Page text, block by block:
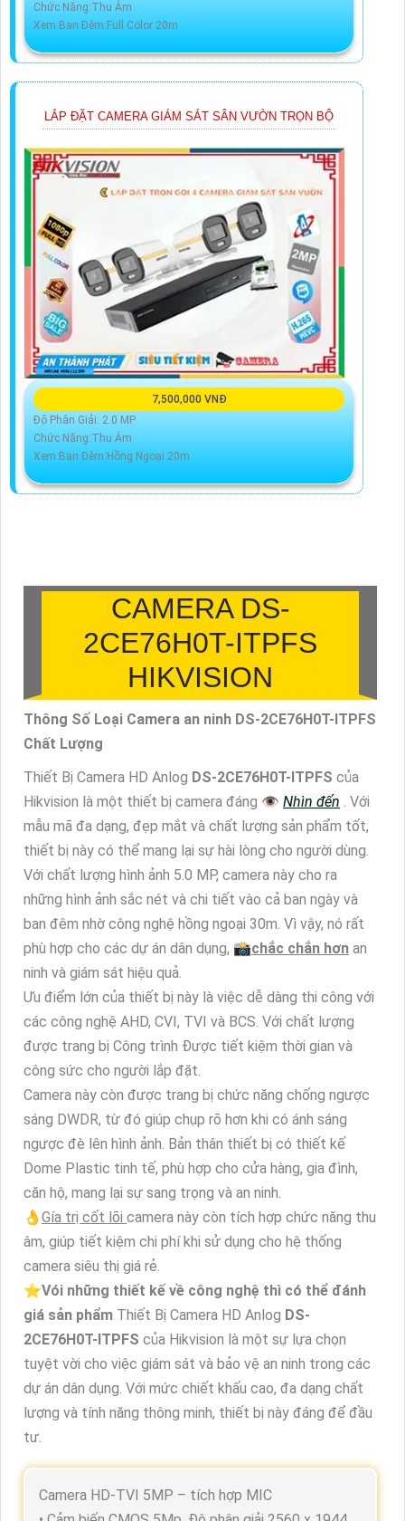
Chức Năng:Thu Âm
Xem Ban Đêm:Full Color 20m
LẮP ĐẶT CAMERA GIÁM SÁT SÂN VƯỜN TRỌN BỘ
7,500,000 VNĐ
Độ Phân Giải: 2.0 MP
Chức Năng:Thu Âm
Xem Ban Đêm:Hồng Ngoại 20m
CAMERA DS-
2CE76H0T-ITPFS
HIKVISION
Thông Số Loại Camera an ninh DS-2CE76H0T-ITPFS
Chất Lượng
Thiết Bị Camera HD Anlog DS-2CE76H0T-ITPFS của
Hikvision là một thiết bị camera đáng 👁 Nhìn đến . Với
mẫu mã đa dạng, đẹp mắt và chất lượng sản phẩm tốt,
thiết bị này có thể mang lại sự hài lòng cho người dùng.
Với chất lượng hình ảnh 5.0 MP, camera này cho ra
những hình ảnh sắc nét và chi tiết vào cả ban ngày và
ban đêm nhờ công nghệ hồng ngoại 30m. Vì vậy, nó rất
phù hợp cho các dự án dân dụng, 📸chắc chắn hơn an
ninh và giám sát hiệu quả.
Ưu điểm lớn của thiết bị này là việc dễ dàng thi công với
các công nghệ AHD, CVI, TVI và BCS. Với chất lượng
được trang bị Công trình Được tiết kiệm thời gian và
công sức cho người lắp đặt.
Camera này còn được trang bị chức năng chống ngược
sáng DWDR, từ đó giúp chụp rõ hơn khi có ánh sáng
ngược đè lên hình ảnh. Bản thân thiết bị có thiết kế
Dome Plastic tinh tế, phù hợp cho cửa hàng, gia đình,
căn hộ, mang lại sự sang trọng và an ninh.
👌 Gía trị cốt lõi camera này còn tích hợp chức năng thu
âm, giúp tiết kiệm chi phí khi sử dụng cho hệ thống
camera siêu thị giá rẻ.
⭐Vói những thiết kế về công nghệ thì có thể đánh
giá sản phẩm Thiết Bị Camera HD Anlog DS-
2CE76H0T-ITPFS của Hikvision là một sự lựa chọn
tuyệt vời cho việc giám sát và bảo vệ an ninh trong các
dự án dân dụng. Với mức chiết khấu cao, đa dạng chất
lượng và tính năng thông minh, thiết bị này đáng để đầu
tư.
Camera HD-TVI 5MP – tích hợp MIC